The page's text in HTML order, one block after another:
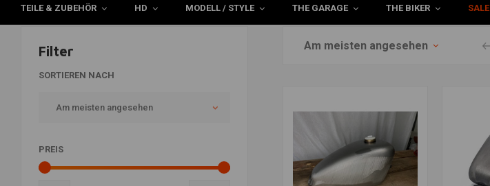
TEILE & ZUBEHÖR HD MODELL / STYLE THE GARAGE THE BIKER SALE
Home Teile & Zubehör Panzer & Mehr Tanks
Filter
SORTIEREN NACH
Am meisten angesehen
PREIS
Am meisten angesehen